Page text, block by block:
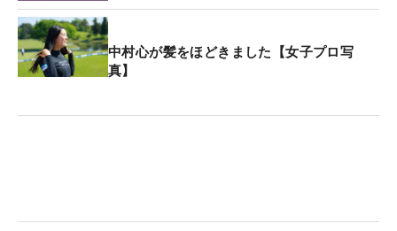
中村心が髪をほどきました【女子プロ写
真】